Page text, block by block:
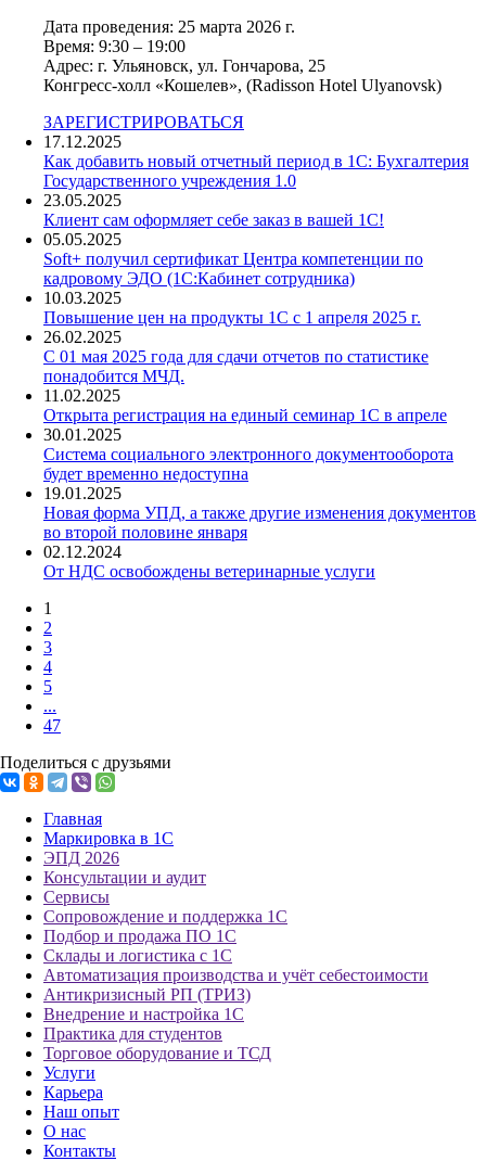
Дата проведения: 25 марта 2026 г.
Время: 9:30 – 19:00
Адрес: г. Ульяновск, ул. Гончарова, 25
Конгресс-холл «Кошелев», (Radisson Hotel Ulyanovsk)
ЗАРЕГИСТРИРОВАТЬСЯ
17.12.2025
Как добавить новый отчетный период в 1С: Бухгалтерия
Государственного учреждения 1.0
23.05.2025
Клиент сам оформляет себе заказ в вашей 1С!
05.05.2025
Soft+ получил сертификат Центра компетенции по
кадровому ЭДО (1С:Кабинет сотрудника)
10.03.2025
Повышение цен на продукты 1С с 1 апреля 2025 г.
26.02.2025
С 01 мая 2025 года для сдачи отчетов по статистике
понадобится МЧД.
11.02.2025
Открыта регистрация на единый семинар 1С в апреле
30.01.2025
Система социального электронного документооборота
будет временно недоступна
19.01.2025
Новая форма УПД, а также другие изменения документов
во второй половине января
02.12.2024
От НДС освобождены ветеринарные услуги
1
2
3
4
5
...
47
Поделиться с друзьями
Главная
Маркировка в 1С
ЭПД 2026
Консультации и аудит
Сервисы
Сопровождение и поддержка 1С
Подбор и продажа ПО 1С
Склады и логистика с 1С
Автоматизация производства и учёт себестоимости
Антикризисный РП (ТРИЗ)
Внедрение и настройка 1С
Практика для студентов
Торговое оборудование и ТСД
Услуги
Карьера
Наш опыт
О нас
Контакты